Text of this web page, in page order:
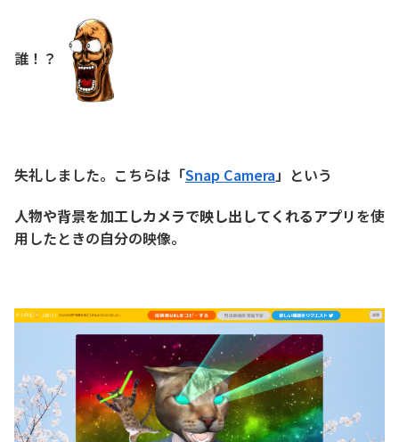
誰！？
失礼しました。こちらは「Snap Camera」という
人物や背景を加工しカメラで映し出してくれるアプリを使
用したときの自分の映像。